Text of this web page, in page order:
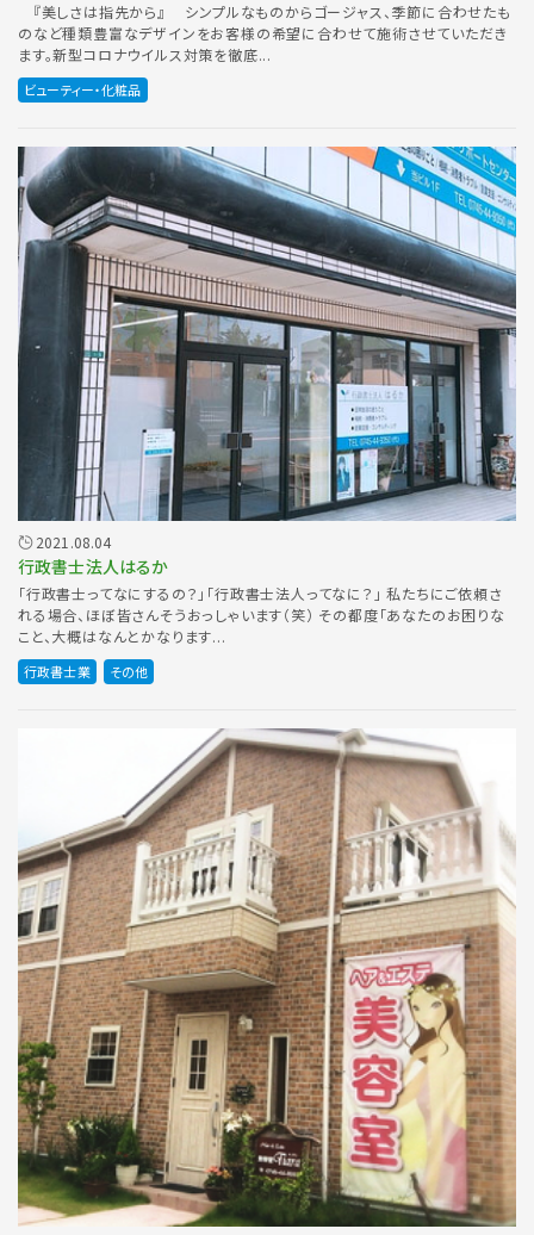
『美しさは指先から』 シンプルなものからゴージャス、季節に合わせたも
のなど種類豊富なデザインをお客様の希望に合わせて施術させていただき
ます。新型コロナウイルス対策を徹底...
ビューティー・化粧品
2021.08.04
行政書士法人はるか
「行政書士ってなにするの？」「行政書士法人ってなに？」 私たちにご依頼さ
れる場合、ほぼ皆さんそうおっしゃいます（笑） その都度「あなたのお困りな
こと、大概はなんとかなります...
行政書士業 その他